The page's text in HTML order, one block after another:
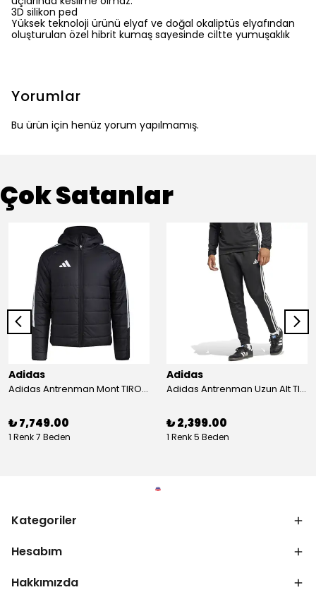
3D silikon ped
Yüksek teknoloji ürünü elyaf ve doğal okaliptüs elyafından
oluşturulan özel hibrit kumaş sayesinde ciltte yumuşaklık
Yorumlar
Bu ürün için henüz yorum yapılmamış.
Çok Satanlar
Adidas
Adidas Antrenman Mont TIRO24 WINT JKT IJ7388
₺ 7,749.00
1 Renk 7 Beden
Adidas
Adidas Antrenman Uzun Alt TIRO ES PNT JD0442
₺ 2,399.00
1 Renk 5 Beden
Kategoriler
Hesabım
Hakkımızda